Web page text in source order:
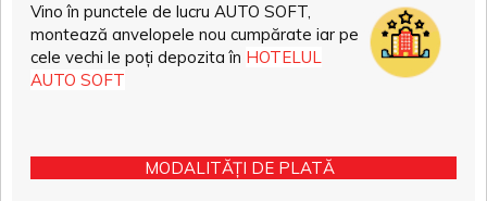
Vino în punctele de lucru AUTO SOFT,
montează anvelopele nou cumpărate iar pe
cele vechi le poți depozita în HOTELUL
AUTO SOFT
MODALITĂȚI DE PLATĂ